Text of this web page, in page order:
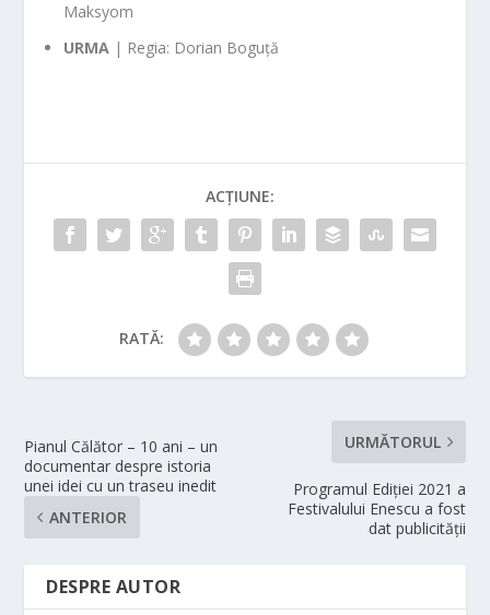
Maksyom
URMA | Regia: Dorian Boguță
ACȚIUNE:
RATĂ:
Pianul Călător – 10 ani – un
documentar despre istoria
unei idei cu un traseu inedit
ANTERIOR
URMĂTORUL
Programul Ediției 2021 a
Festivalului Enescu a fost
dat publicității
DESPRE AUTOR